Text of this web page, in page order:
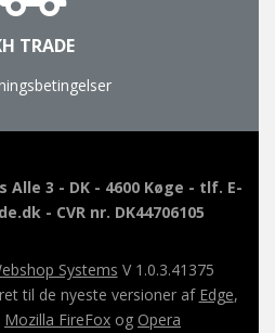
TRADE
Alle 3 - DK - 4600 Køge - tlf. E-
- CVR nr. DK44706105
Systems V 1.0.3.41375
til de nyeste versioner af Edge,
Mozilla FireFox og Opera